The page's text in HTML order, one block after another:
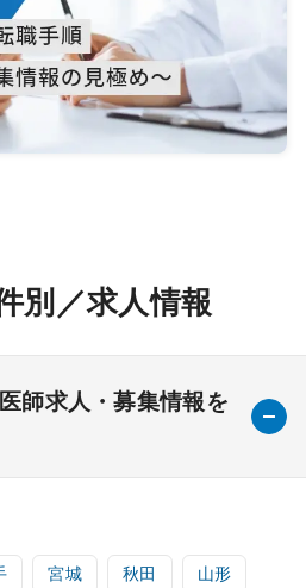
別／求人情報
師求人・募集情報を
宮城 秋田 山形